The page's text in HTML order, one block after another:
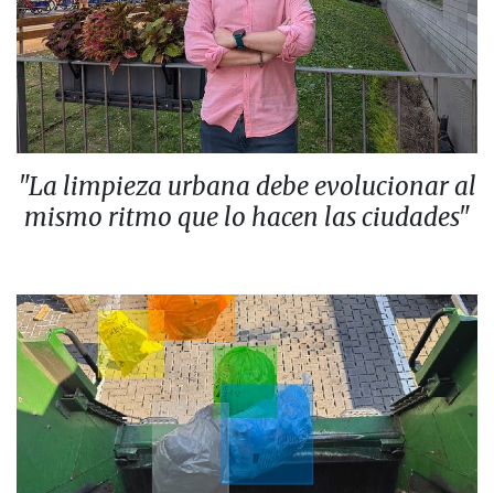
"La limpieza urbana debe evolucionar al
mismo ritmo que lo hacen las ciudades"